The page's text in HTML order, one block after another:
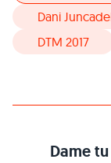
Dani
DTM 2017
Dame